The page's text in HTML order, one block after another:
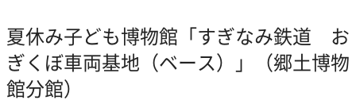
夏休み子ども博物館「すぎなみ鉄道 お
ぎくぼ車両基地（ベース）」（郷土博物
館分館）